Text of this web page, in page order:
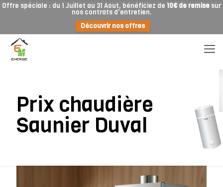
Offre spéciale : du 1 Juillet au 31 Aout, bénéficiez de 10€ de remise sur
nos contrats d'entretien.
Découvrir nos offres
Prix chaudière
Saunier Duval